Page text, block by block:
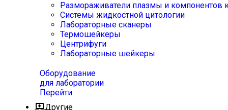
Размораживатели плазмы и компонентов
Системы жидкостной цитологии
Лабораторные сканеры
Термошейкеры
Центрифуги
Лабораторные шейкеры
Оборудование
для лаборатории
Перейти
Другие